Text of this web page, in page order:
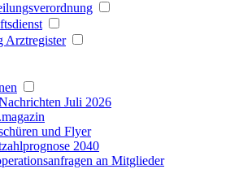
Arztregister
Juli 2026
und Flyer
2040
an Mitglieder